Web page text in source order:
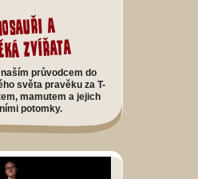
a
zvířata
průvodcem do
světa pravěku za T-
mamutem a jejich
potomky.